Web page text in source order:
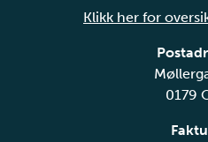
Klikk her for
0179